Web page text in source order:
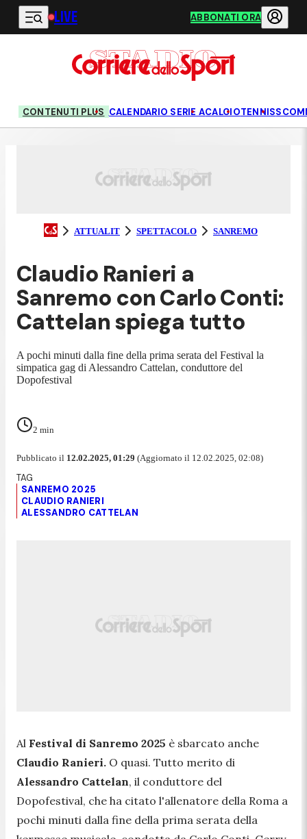
Vai al contenuto principale
LIVE ABBONATI ORA
CONTENUTI PLUS CALENDARIO SERIE ACALCIOTENNIS
ATTUALIT SPETTACOLO SANREMO
Claudio Ranieri a
Sanremo con Carlo Conti:
Cattelan spiega tutto
A pochi minuti dalla fine della prima serata del Festival la
simpatica gag di Alessandro Cattelan, conduttore del
Dopofestival
2 min
Pubblicato il 12.02.2025, 01:29 (Aggiornato il 12.02.2025, 02:08)
SANREMO 2025
CLAUDIO RANIERI
ALESSANDRO CATTELAN
Al Festival di Sanremo 2025 è sbarcato anche
Claudio Ranieri. O quasi. Tutto merito di
Alessandro Cattelan, il conduttore del
Dopofestival, che ha citato l'allenatore della Roma a
pochi minuti dalla fine della prima serata della